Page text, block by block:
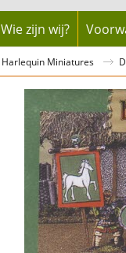
Wie zijn wij?
Harlequin Miniatures